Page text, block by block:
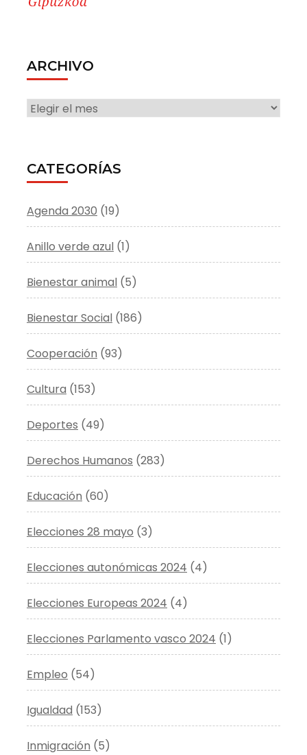
ARCHIVO
ARCHIVO
CATEGORÍAS
Agenda 2030 (19)
Anillo verde azul (1)
Bienestar animal (5)
Bienestar Social (186)
Cooperación (93)
Cultura (153)
Deportes (49)
Derechos Humanos (283)
Educación (60)
Elecciones 28 mayo (3)
Elecciones autonómicas 2024 (4)
Elecciones Europeas 2024 (4)
Elecciones Parlamento vasco 2024 (1)
Empleo (54)
Igualdad (153)
Inmigración (5)